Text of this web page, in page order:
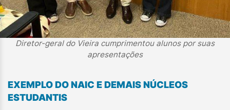
Diretor-geral do Vieira cumprimentou alunos por suas
apresentações
EXEMPLO DO NAIC E DEMAIS NÚCLEOS
ESTUDANTIS